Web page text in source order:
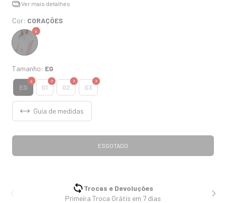
Ver mais detalhes
Cor: CORAÇÕES
Tamanho: EG
EG G1 G2 G3
Guia de medidas
Trocas e Devoluções
Primeira Troca Grátis em 7 dias